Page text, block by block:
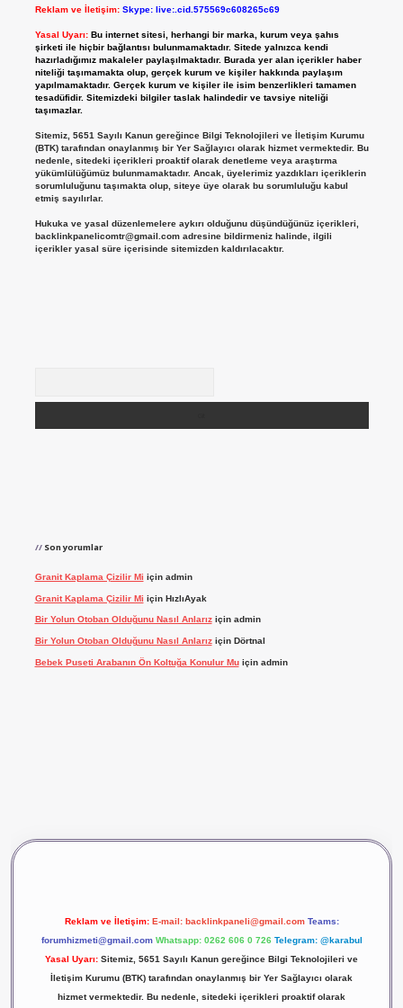
Reklam ve İletişim: Skype: live:.cid.575569c608265c69
Yasal Uyarı: Bu internet sitesi, herhangi bir marka, kurum veya şahıs
şirketi ile hiçbir bağlantısı bulunmamaktadır. Sitede yalnızca kendi
hazırladığımız makaleler paylaşılmaktadır. Burada yer alan içerikler haber
niteliği taşımamakta olup, gerçek kurum ve kişiler hakkında paylaşım
yapılmamaktadır. Gerçek kurum ve kişiler ile isim benzerlikleri tamamen
tesadüfidir. Sitemizdeki bilgiler taslak halindedir ve tavsiye niteliği
taşımazlar.
Sitemiz, 5651 Sayılı Kanun gereğince Bilgi Teknolojileri ve İletişim Kurumu
(BTK) tarafından onaylanmış bir Yer Sağlayıcı olarak hizmet vermektedir. Bu
nedenle, sitedeki içerikleri proaktif olarak denetleme veya araştırma
yükümlülüğümüz bulunmamaktadır. Ancak, üyelerimiz yazdıkları içeriklerin
sorumluluğunu taşımakta olup, siteye üye olarak bu sorumluluğu kabul
etmiş sayılırlar.
Hukuka ve yasal düzenlemelere aykırı olduğunu düşündüğünüz içerikleri,
backlinkpanelicomtr@gmail.comadresine bildirmeniz halinde, ilgili
içerikler yasal süre içerisinde sitemizden kaldırılacaktır.
Son yorumlar
Granit Kaplama Çizilir Mi için admin
Granit Kaplama Çizilir Mi için HızlıAyak
Bir Yolun Otoban Olduğunu Nasıl Anlarıziçin admin
Bir Yolun Otoban Olduğunu Nasıl Anlarıziçin Dörtnal
Bebek Puseti Arabanın Ön Koltuğa Konulur Muiçin admin
Reklam ve İletişim: E-mail: backlinkpaneli@gmail.com Teams:
forumhizmeti@gmail.com Whatsapp: 0262 606 0 726 Telegram: @karabul
Yasal Uyarı: Sitemiz, 5651 Sayılı Kanun gereğince Bilgi Teknolojileri ve
İletişim Kurumu (BTK) tarafından onaylanmış bir Yer Sağlayıcı olarak
hizmet vermektedir. Bu nedenle, sitedeki içerikleri proaktif olarak